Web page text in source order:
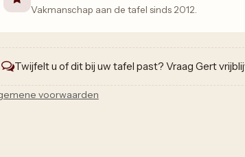
Vakmanschap aan de tafel sinds 2012.
Twijfelt u of dit bij uw tafel past? Vraag Gert
voorwaarden